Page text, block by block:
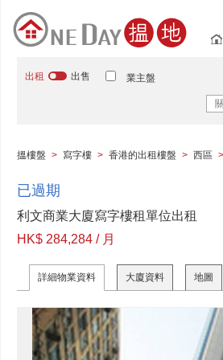
出租 出售 業主盤
搵樓盤 > 寫字樓 > 香港的出租樓盤 > 西區 >
已過期
利文商業大廈寫字樓租單位出租
HK$ 284,284 / 月
詳細物業資料 大廈資料 地圖